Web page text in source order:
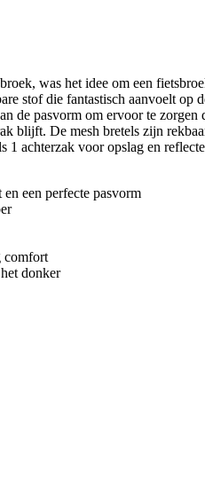
was het idee om een
stof die fantastisch aanvoelt
de pasvorm om ervoor te
blijft. De mesh bretels zijn
1 achterzak voor opslag en
een perfecte pasvorm
comfort
donker